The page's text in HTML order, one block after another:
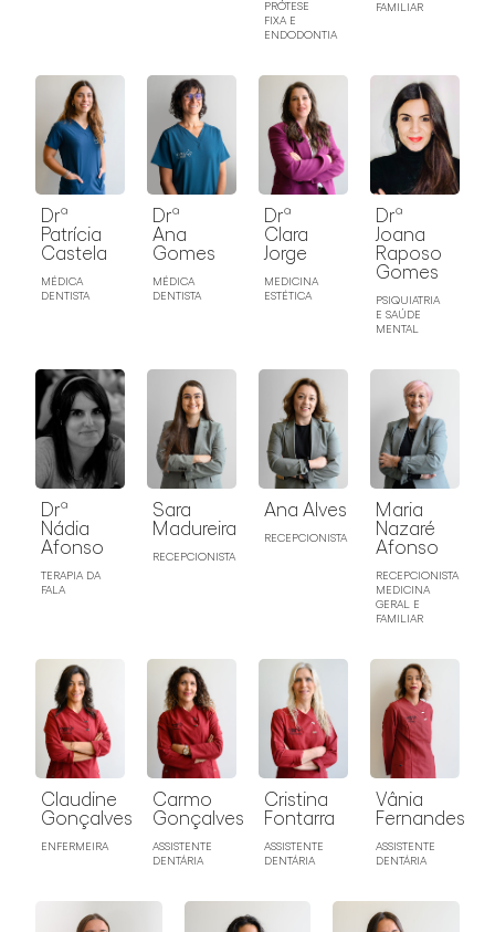
PRÓTESE
FIXA E
ENDODONTIA
FAMILIAR
Drª
Patrícia
Castela
MÉDICA
DENTISTA
Drª
Ana
Gomes
MÉDICA
DENTISTA
Drª
Clara
Jorge
MEDICINA
ESTÉTICA
Drª
Joana
Raposo
Gomes
PSIQUIATRIA
E SAÚDE
MENTAL
Drª
Nádia
Afonso
TERAPIA DA
FALA
Sara
Madureira
RECEPCIONISTA
Ana Alves
RECEPCIONISTA
Maria
Nazaré
Afonso
RECEPCIONISTA
MEDICINA
GERAL E
FAMILIAR
Claudine
Gonçalves
ENFERMEIRA
Carmo
Gonçalves
ASSISTENTE
DENTÁRIA
Cristina
Fontarra
ASSISTENTE
DENTÁRIA
Vânia
Fernandes
ASSISTENTE
DENTÁRIA